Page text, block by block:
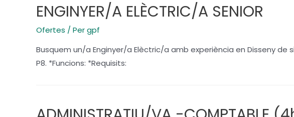
ENGINYER/A ELÈCTRIC/A SENIOR
Ofertes / Pergpf
Busquem un/a Enginyer/a Elèctric/a amb experiència en Disseny
P8. *Funcions: *Requisits: